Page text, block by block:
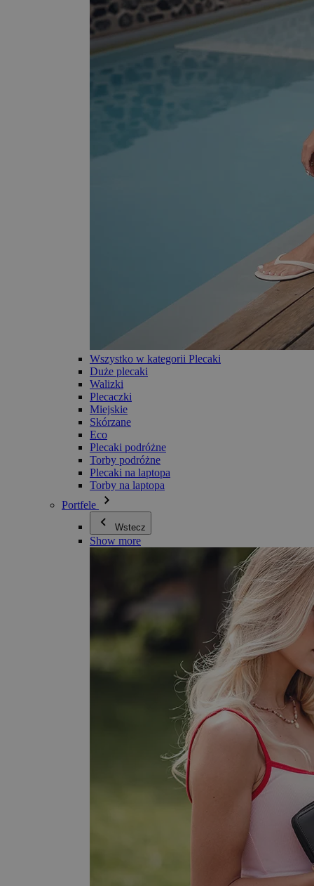
Wszystko w kategorii Plecaki
Duże plecaki
Walizki
Plecaczki
Miejskie
Skórzane
Eco
Plecaki podróżne
Torby podróżne
Plecaki na laptopa
Torby na laptopa
Portfele
Wstecz
Show more